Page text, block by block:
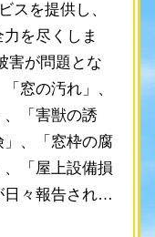
スを提供し、
を尽くしま
窓の汚れ」、
、「害獣の誘
、「窓枠の腐
「屋上設備損
々報告されて
当社ではご連